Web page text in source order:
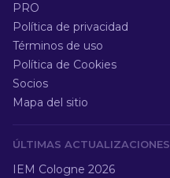
PRO
Política de privacidad
Términos de uso
Política de Cookies
Socios
Mapa del sitio
ÚLTIMAS ACTUALIZACIONES
IEM Cologne 2026